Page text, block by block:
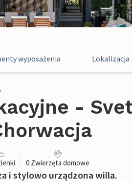
wyposażenia Lokalizacja
-
0 Zwierzęta domowe
i stylowo urządzona willa.